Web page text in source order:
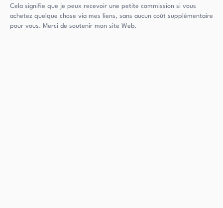
Cela signifie que je peux recevoir une petite commission si vous
achetez quelque chose via mes liens, sans aucun coût supplémentaire
pour vous. Merci de soutenir mon site Web.